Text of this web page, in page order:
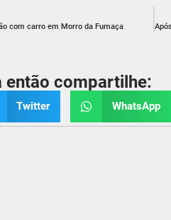
com carro em Morro da Fumaça
então compartilhe:
Twitter WhatsApp